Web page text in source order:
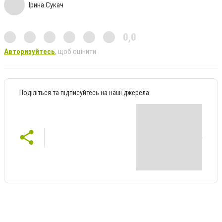
Ірина Сукач
0,0
Авторизуйтесь, щоб оцінити
Поділіться та підписуйтесь на наші джерела